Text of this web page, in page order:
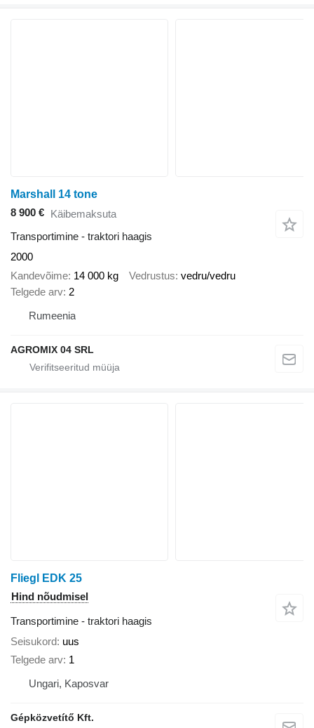
Marshall 14 tone
8 900 € Käibemaksuta
Transportimine - traktori haagis
2000
Kandevõime 14 000 kg Vedrustus vedru/vedru
Telgede arv 2
Rumeenia
AGROMIX 04 SRL
Fliegl EDK 25
Hind nõudmisel
Transportimine - traktori haagis
Seisukord uus
Telgede arv 1
Ungari, Kaposvar
Gépközvetítő Kft.